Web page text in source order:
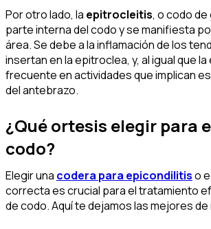
Por otro lado, la epitrocleitis, o codo
parte interna del codo y se manifiesta
área. Se debe a la inflamación de los
insertan en la epitroclea, y, al igual que
frecuente en actividades que implican
del antebrazo.
¿Qué ortesis elegir para
codo?
Elegir una codera para epicondilitiso
correcta es crucial para el tratamiento
de codo. Aquí te dejamos las mejores